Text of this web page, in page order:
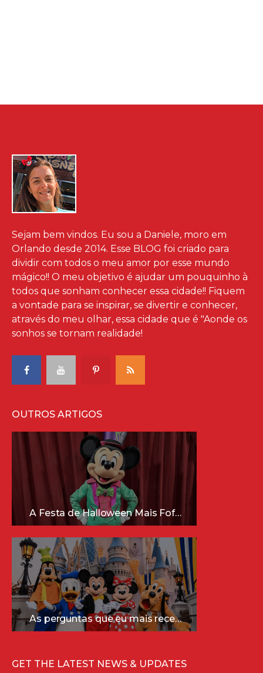
Sejam bem vindos. Eu sou a Daniele, moro em
Orlando desde 2014. Esse BLOG foi criado para
dividir com todos o meu amor por esse mundo
mágico!! O meu objetivo é ajudar um pouquinho à
todos que sonham conhecer essa cidade!! Fiquem
a vontade para se inspirar, se divertir e conhecer,
através do meu olhar, essa cidade que é "Aonde os
sonhos se tornam realidade!
OUTROS ARTIGOS
A Festa de Halloween Mais Fofa da Disney Está Chegando!
As perguntas que eu mais recebo sobre a Disney (e as respostas mais sinceras!)
GET THE LATEST NEWS & UPDATES